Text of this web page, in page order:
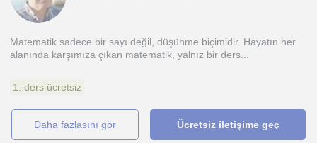
Matematik sadece bir sayı değil, düşünme biçimidir. Hayatın her
alanında karşımıza çıkan matematik, yalnız bir ders...
1. ders ücretsiz
daha fazlasını gör Ücretsiz iletişime geç